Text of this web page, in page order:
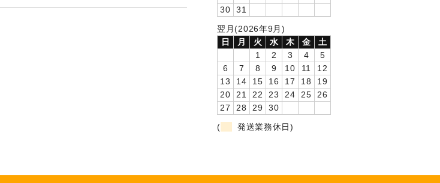
30
31
翌月(2026年9月)
日
月 火 水 木 金
土
1
2 3 4
5
6
7 8 9 10 11
12
13
14 15 16 17 18
19
20
21 22 23 24 25
26
27
28 29
30
(
発送業務休日)